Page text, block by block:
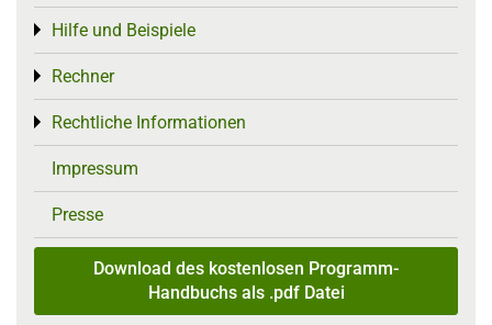
Hilfe und Beispiele
Toggle menu
Rechner
Toggle menu
Rechtliche Informationen
Toggle menu
Impressum
Presse
Download des kostenlosen Programm-
Handbuchs als .pdf Datei